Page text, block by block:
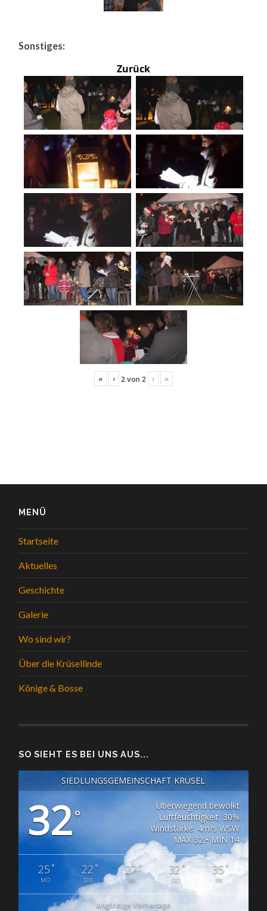
Sonstiges:
Zurück
« ‹ 2von 2 › »
MENÜ
Startseite
Aktuelles
Geschichte
Galerie
Wo sind wir?
Über die Krüsellinde
Könige & Bosse
SO SIEHT ES BEI UNS AUS...
SIEDLUNGSGEMEINSCHAFT KRÜSEL
32°
Überwiegend bewölkt
Luftfeuchtigkeit: 30%
Windstärke: 4m/s WSW
MAX 32 • MIN 14
25°
MO
22 °
DIE
27°
MI
32°
DO
35°
FR
langfristige Vorhersage